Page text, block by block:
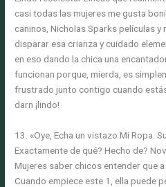
casi todas las mujeres me gusta
caninos, Nicholas Sparks películas
disparar esa crianza y cuidado
en eso dando la chica una
funcionan porque, mierda, es
frustrado junto contigo cuando
darn ¡lindo!
13. «Oye, Echa un vistazo Mi Ropa.
Exactamente de qué? Hecho de?
Mujeres saber chicos entender que
Cuando empiece este 1, ella puede